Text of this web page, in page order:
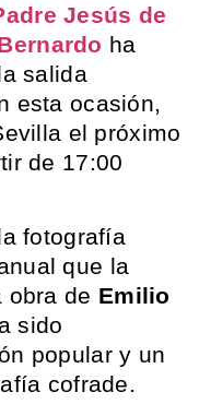
Jesús de
ha
salida
esta ocasión,
el próximo
de 17:00
fotografía
que la
obra de Emilio
sido
popular y un
cofrade.